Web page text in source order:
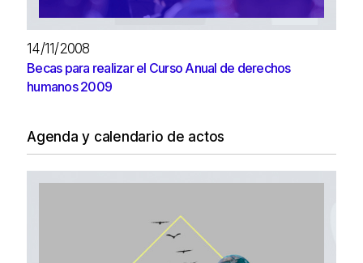
14/11/2008
Becas para realizar el Curso Anual de derechos
humanos 2009
Agenda y calendario de actos